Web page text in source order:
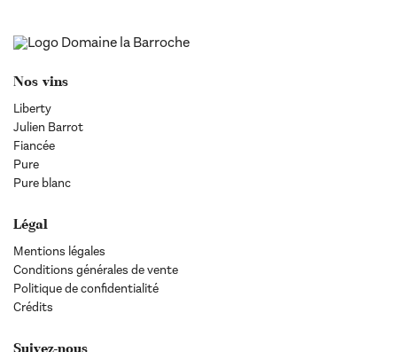
Nos vins
Liberty
Julien Barrot
Fiancée
Pure
Pure blanc
Légal
Mentions légales
Conditions générales de vente
Politique de confidentialité
Crédits